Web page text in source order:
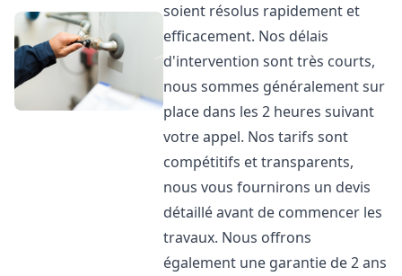
soient résolus rapidement et
efficacement. Nos délais
d'intervention sont très courts,
nous sommes généralement sur
place dans les 2 heures suivant
votre appel. Nos tarifs sont
compétitifs et transparents,
nous vous fournirons un devis
détaillé avant de commencer les
travaux. Nous offrons
également une garantie de 2 ans